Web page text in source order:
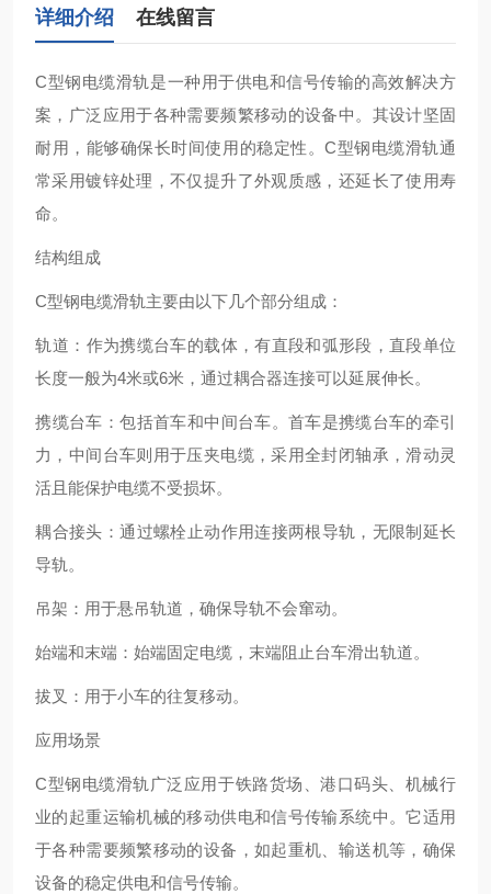
详细介绍 在线留言
‌C型钢电缆滑轨‌是一种用于供电和信号传输的高效解决方
案，广泛应用于各种需要频繁移动的设备中。其设计坚固
耐用，能够确保长时间使用的稳定性。C型钢电缆滑轨通
常采用镀锌处理，不仅提升了外观质感，还延长了使用寿
命‌。
结构组成
C型钢电缆滑轨主要由以下几个部分组成：
‌轨道‌：作为携缆台车的载体，有直段和弧形段，直段单位
长度一般为4米或6米，通过耦合器连接可以延展伸长‌。
‌携缆台车‌：包括首车和中间台车。首车是携缆台车的牵引
力，中间台车则用于压夹电缆，采用全封闭轴承，滑动灵
活且能保护电缆不受损坏‌。
‌耦合接头‌：通过螺栓止动作用连接两根导轨，无限制延长
导轨‌。
‌吊架‌：用于悬吊轨道，确保导轨不会窜动‌。
‌始端和末端‌：始端固定电缆，末端阻止台车滑出轨道‌。
‌拔叉‌：用于小车的往复移动‌。
应用场景
C型钢电缆滑轨广泛应用于铁路货场、港口码头、机械行
业的起重运输机械的移动供电和信号传输系统中。它适用
于各种需要频繁移动的设备，如起重机、输送机等，确保
设备的稳定供电和信号传输‌。